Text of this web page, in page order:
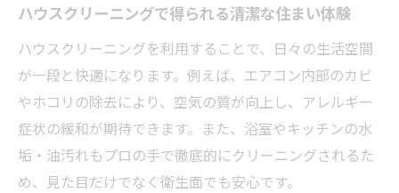
ハウスクリーニングで得られる清潔な住まい体験
ハウスクリーニングを利用することで、日々の生活空間
が一段と快適になります。例えば、エアコン内部のカビ
やホコリの除去により、空気の質が向上し、アレルギー
症状の緩和が期待できます。また、浴室やキッチンの水
垢・油汚れもプロの手で徹底的にクリーニングされるた
め、見た目だけでなく衛生面でも安心です。